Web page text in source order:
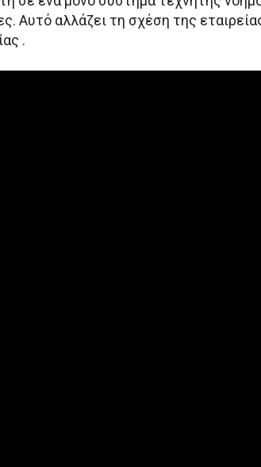
Αυτό αλλάζει τη σχέση της
.